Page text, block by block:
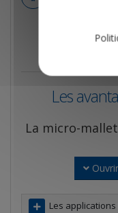
Les
La micro-
Les